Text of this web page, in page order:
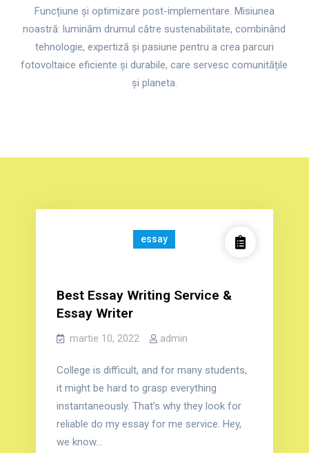
Funcțiune și optimizare post-implementare. Misiunea
noastră: luminăm drumul către sustenabilitate, combinând
tehnologie, expertiză și pasiune pentru a crea parcuri
fotovoltaice eficiente și durabile, care servesc comunitățile
și planeta.
essay
Best Essay Writing Service &
Essay Writer
martie 10, 2022 admin
College is difficult, and for many students,
it might be hard to grasp everything
instantaneously. That’s why they look for
reliable do my essay for me service. Hey,
we know…